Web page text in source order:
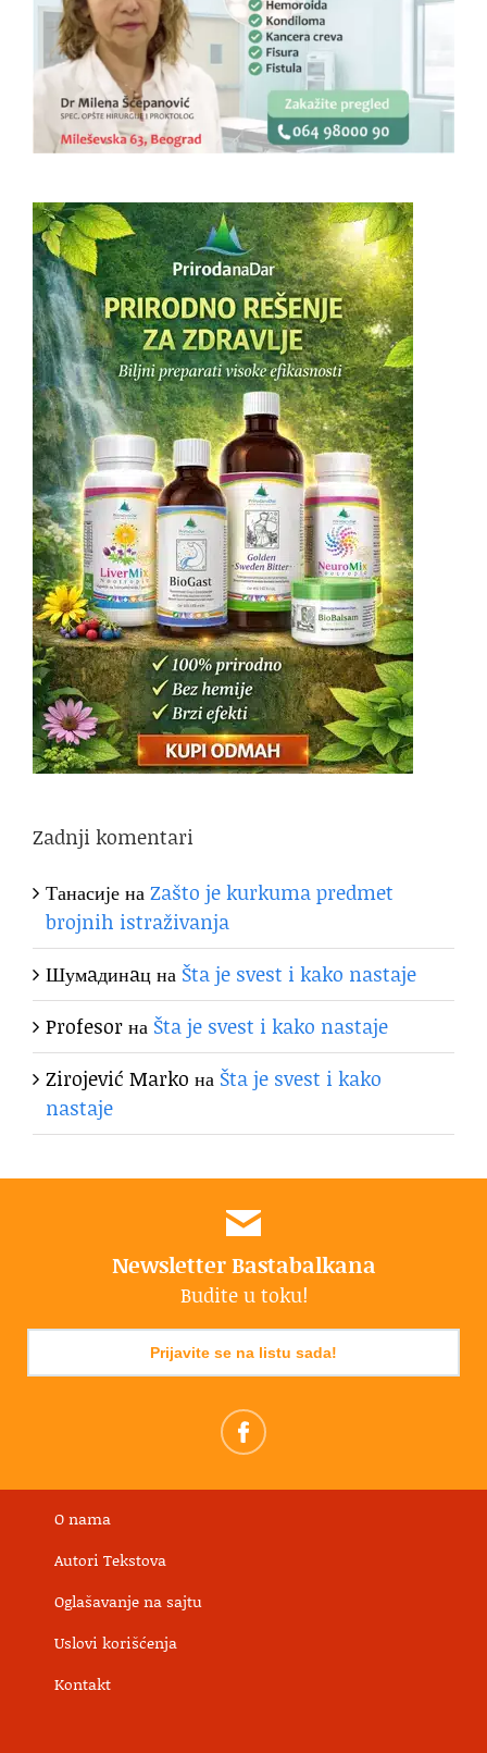
Zadnji komentari
ТанасијенаZašto je kurkuma predmet
brojnih istraživanja
Шумaдинaцна Šta je svest i kako nastaje
Profesorна Šta je svest i kako nastaje
Zirojević Marko на Šta je svest i kako
nastaje
Newsletter Bastabalkana
Budite u toku!
Prijavite se na listu sada!
O nama
Autori Tekstova
Oglašavanje na sajtu
Uslovi korišćenja
Kontakt